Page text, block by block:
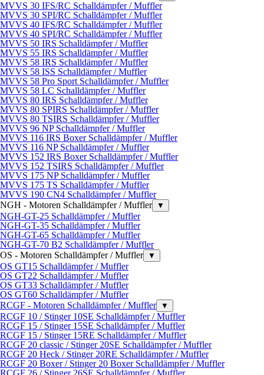
MVVS 30 IFS/RC Schalldämpfer / Muffler
MVVS 30 SPI/RC Schalldämpfer / Muffler
MVVS 40 IFS/RC Schalldämpfer / Muffler
MVVS 40 SPI/RC Schalldämpfer / Muffler
MVVS 50 IRS Schalldämpfer / Muffler
MVVS 55 IRS Schalldämpfer / Muffler
MVVS 58 IRS Schalldämpfer / Muffler
MVVS 58 ISS Schalldämpfer / Muffler
MVVS 58 Pro Sport Schalldämpfer / Muffler
MVVS 58 LC Schalldämpfer / Muffler
MVVS 80 IRS Schalldämpfer / Muffler
MVVS 80 SPIRS Schalldämpfer / Muffler
MVVS 80 TSIRS Schalldämpfer / Muffler
MVVS 96 NP Schalldämpfer / Muffler
MVVS 116 IRS Boxer Schalldämpfer / Muffler
MVVS 116 NP Schalldämpfer / Muffler
MVVS 152 IRS Boxer Schalldämpfer / Muffler
MVVS 152 TSIRS Schalldämpfer / Muffler
MVVS 175 NP Schalldämpfer / Muffler
MVVS 175 TS Schalldämpfer / Muffler
MVVS 190 CN4 Schalldämpfer / Muffler
NGH - Motoren Schalldämpfer / Muffler
▼
NGH-GT-25 Schalldämpfer / Muffler
NGH-GT-35 Schalldämpfer / Muffler
NGH-GT-65 Schalldämpfer / Muffler
NGH-GT-70 B2 Schalldämpfer / Muffler
OS - Motoren Schalldämpfer / Muffler
▼
OS GT15 Schalldämpfer / Muffler
OS GT22 Schalldämpfer / Muffler
OS GT33 Schalldämpfer / Muffler
OS GT60 Schalldämpfer / Muffler
RCGF - Motoren Schalldämpfer / Muffler
▼
RCGF 10 / Stinger 10SE Schalldämpfer / Muffler
RCGF 15 / Stinger 15SE Schalldämpfer / Muffler
RCGF 15 / Stinger 15RE Schalldämpfer / Muffler
RCGF 20 classic / Stinger 20SE Schalldämpfer / Muffler
RCGF 20 Heck / Stinger 20RE Schalldämpfer / Muffler
RCGF 20 Boxer / Stinger 20 Boxer Schalldämpfer / Muffler
RCGF 26 / Stinger 26SE Schalldämpfer / Muffler